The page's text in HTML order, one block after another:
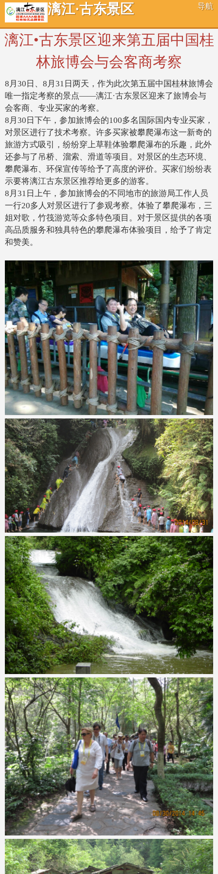
漓江·古东景区 导航
漓江•古东景区迎来第五届中国桂
林旅博会与会客商考察
8月30日、8月31日两天，作为此次第五届中国桂林旅博会
唯一指定考察的景点——漓江·古东景区迎来了旅博会与
会客商、专业买家的考察。
8月30日下午，参加旅博会的100多名国际国内专业买家，
对景区进行了技术考察。许多买家被攀爬瀑布这一新奇的
旅游方式吸引，纷纷穿上草鞋体验攀爬瀑布的乐趣，此外
还参与了吊桥、溜索、滑道等项目。对景区的生态环境、
攀爬瀑布、环保宣传等给予了高度的评价。买家们纷纷表
示要将漓江古东景区推荐给更多的游客。
8月31日上午，参加旅博会的不同地市的旅游局工作人员
一行20多人对景区进行了参观考察。体验了攀爬瀑布，三
姐对歌，竹筏游览等众多特色项目。对于景区提供的各项
高品质服务和独具特色的攀爬瀑布体验项目，给予了肯定
和赞美。